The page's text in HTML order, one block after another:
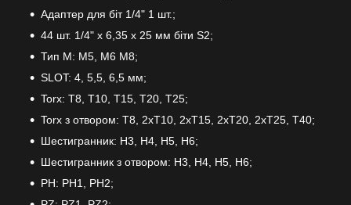
Адаптер для біт 1/4" 1 шт.;
44 шт. 1/4" x 6,35 x 25 мм біти S2;
Тип M: M5, M6 M8;
SLOT: 4, 5,5, 6,5 мм;
Torx: Т8, Т10, Т15, Т20, Т25;
Torx з отвором: T8, 2xT10, 2xT15, 2xT20, 2xT25, T40;
Шестигранник: H3, H4, H5, H6;
Шестигранник з отвором: H3, H4, H5, H6;
PH: PH1, PH2;